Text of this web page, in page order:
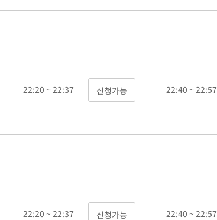
22:20 ~ 22:37 22:40 ~ 22:57
22:20 ~ 22:37 22:40 ~ 22:57